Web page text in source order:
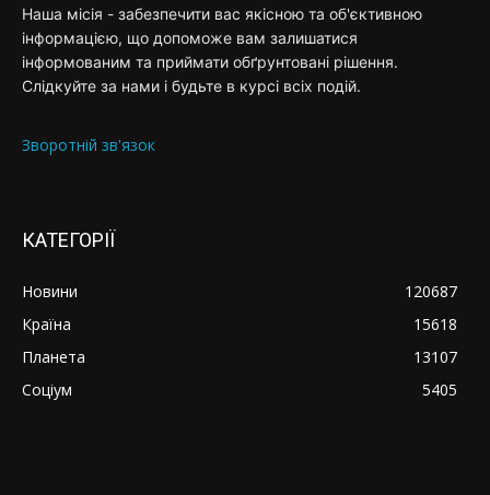
Наша місія - забезпечити вас якісною та об'єктивною
інформацією, що допоможе вам залишатися
інформованим та приймати обґрунтовані рішення.
Слідкуйте за нами і будьте в курсі всіх подій.
Зворотній зв'язок
КАТЕГОРІЇ
Новини
120687
Країна
15618
Планета
13107
Соціум
5405